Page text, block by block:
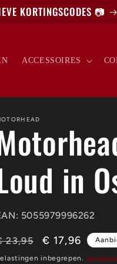
KORTINGSCODES 📷
ACCESSOIRES
in
5055979996262
23,95 € 17,96
inbegrepen.